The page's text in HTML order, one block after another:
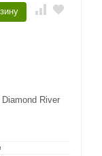
River